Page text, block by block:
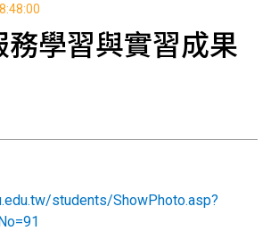
務學習與實習成果
students/ShowPhoto.asp?